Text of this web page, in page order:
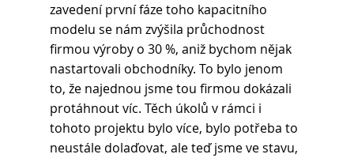
zavedení první fáze toho kapacitního
modelu se nám zvýšila průchodnost
firmou výroby o 30 %, aniž bychom nějak
nastartovali obchodníky. To bylo jenom
to, že najednou jsme tou firmou dokázali
protáhnout víc. Těch úkolů v rámci i
tohoto projektu bylo více, bylo potřeba to
neustále dolaďovat, ale teď jsme ve stavu,